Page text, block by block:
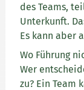
des Teams,
Unterkunft.
Es kann aber
Wo Führung
Wer
zu? Ein Team